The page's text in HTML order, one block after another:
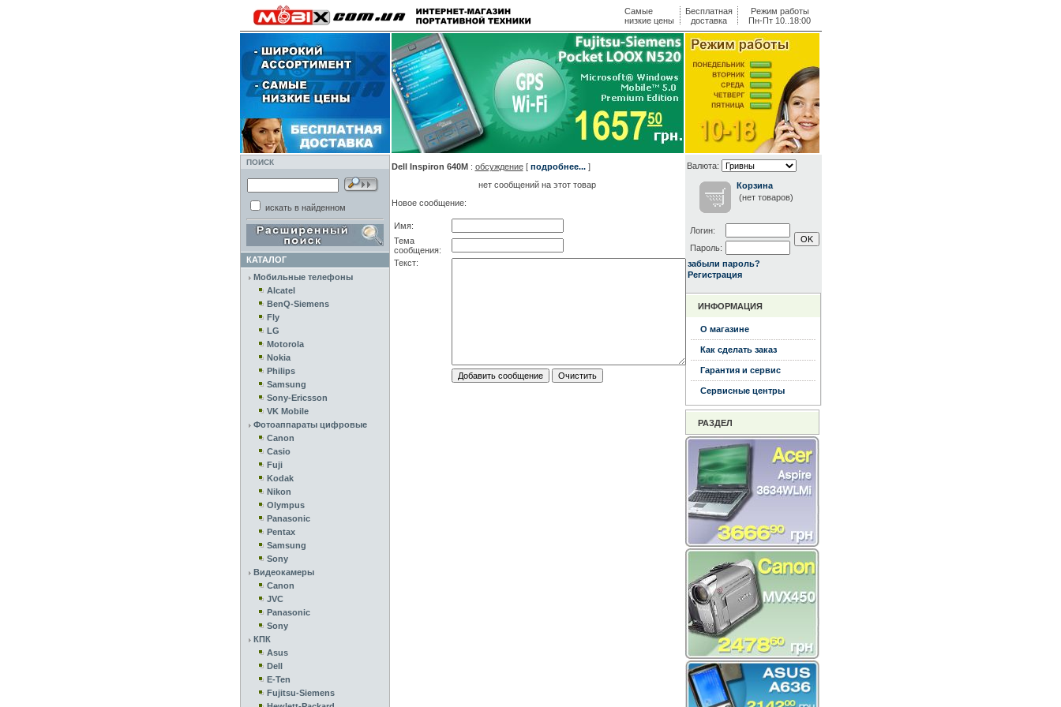
Самые
низкие цены
Бесплатная
доставка
Режим работы
Пн-Пт 10..18:00
ПОИСК
искать в найденном
КАТАЛОГ
Мобильные телефоны
Alcatel
BenQ-Siemens
Fly
LG
Motorola
Nokia
Philips
Samsung
Sony-Ericsson
VK Mobile
Фотоаппараты цифровые
Canon
Casio
Fuji
Kodak
Nikon
Olympus
Panasonic
Pentax
Samsung
Sony
Видеокамеры
Canon
JVC
Panasonic
Sony
КПК
Asus
Dell
E-Ten
Fujitsu-Siemens
Dell Inspiron 640M: обсуждение[ подробнее...]
нет сообщений на этот товар
Новое сообщение:
Имя:
Тема
сообщения:
Текст:
Валюта:
Корзина
(нет товаров)
Логин:
Пароль:
забыли пароль?
Регистрация
ИНФОРМАЦИЯ
О магазине
Как сделать заказ
Гарантия и сервис
Сервисные центры
РАЗДЕЛ